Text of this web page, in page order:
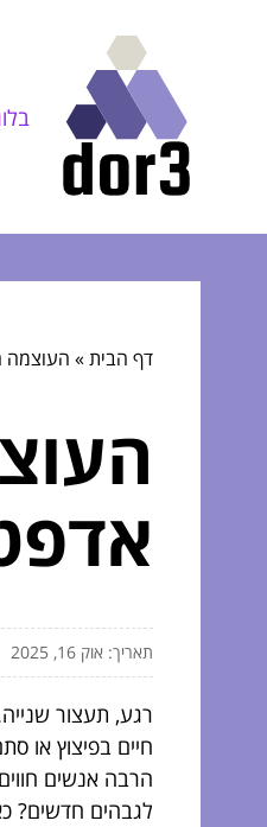
דף הבית» העוצמה
תאריך: אוק 16, 2025
רגע, תעצור
חיים בפיצוץ או
הרבה אנשים
לגבהים חדשים?